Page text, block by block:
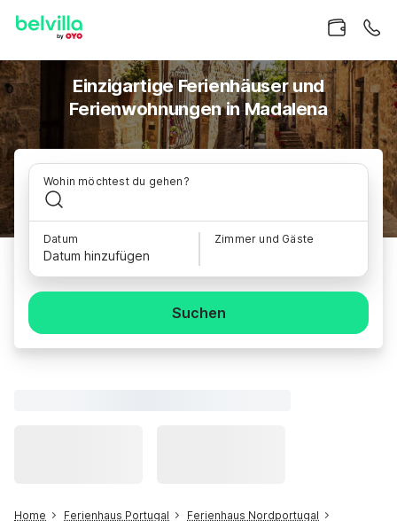
Einzigartige Ferienhäuser und
Ferienwohnungen in Madalena
Wohin möchtest du gehen?
Datum
Datum hinzufügen
Zimmer und Gäste
Suchen
Home Ferienhaus Portugal
Ferienhaus Nordportugal